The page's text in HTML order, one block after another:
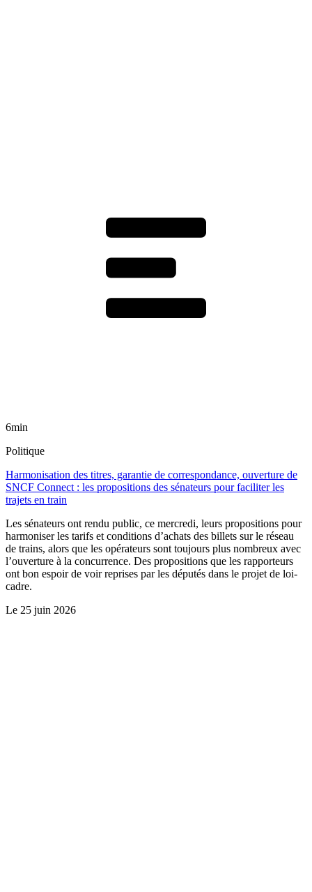
6min
Politique
Harmonisation des titres, garantie de correspondance, ouverture de
SNCF Connect : les propositions des sénateurs pour faciliter les
trajets en train
Les sénateurs ont rendu public, ce mercredi, leurs propositions pour
harmoniser les tarifs et conditions d’achats des billets sur le réseau
de trains, alors que les opérateurs sont toujours plus nombreux avec
l’ouverture à la concurrence. Des propositions que les rapporteurs
ont bon espoir de voir reprises par les députés dans le projet de loi-
cadre.
Le 25 juin 2026